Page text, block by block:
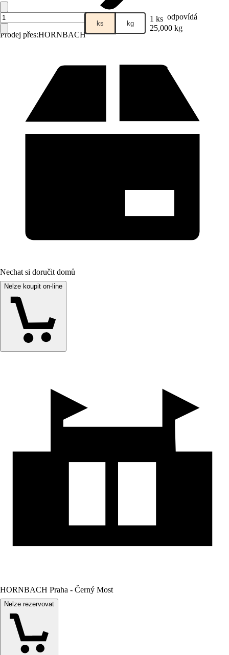
Prodej přes:HORNBACH
ks kg 1 ks odpovídá
25,000 kg
Nechat si doručit domů
Nelze koupit on-line
HORNBACH Praha - Černý Most
Nelze rezervovat